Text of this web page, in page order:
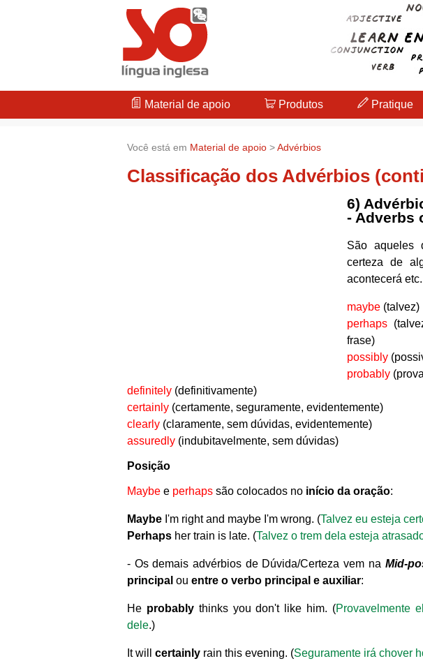
Material de apoio Produtos Pratique
Você está em Material de apoio >Advérbios
Classificação dos Advérbios
6)
- Adverbs
São aqueles
certeza de
acontecerá
maybe (talvez)
perhaps
frase)
possibly
probably
definitely (definitivamente)
certainly (certamente, seguramente, evidentemente)
clearly (claramente, sem dúvidas, evidentemente)
assuredly (indubitavelmente, sem dúvidas)
Posição
Maybe e perhaps são colocados no início da oração:
Maybe I'm right and maybe I'm wrong. (Talvez eu esteja
Perhaps her train is late. (Talvez o trem dela esteja
- Os demais advérbios de Dúvida/Certeza vem na Mid-
principal ou entre o verbo principal e auxiliar:
He probablythinks you don't like him. (Provavelmente
dele.)
It will certainly rain this evening. (Seguramente irá chover